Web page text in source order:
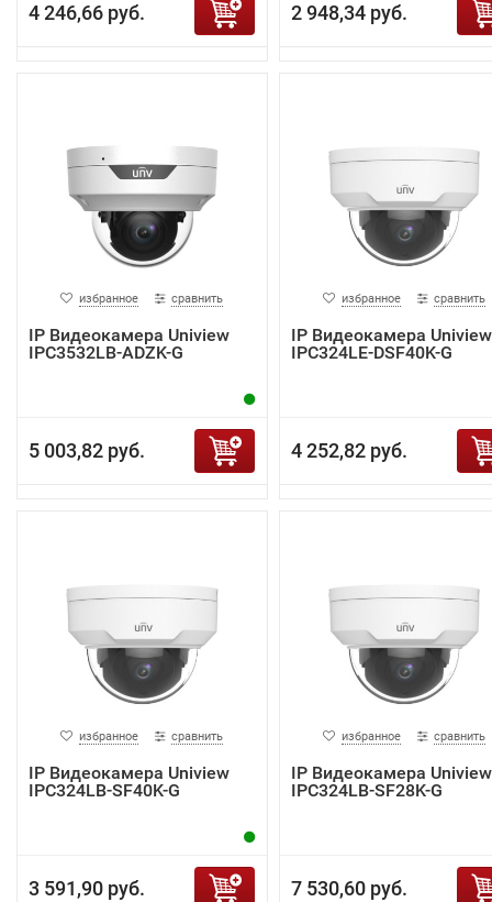
4 246,66 руб. 2 948,34 руб.
избранное сравнить
IP Видеокамера Uniview
IPC3532LB-ADZK-G
5 003,82 руб.
избранное сравнить
IP Видеокамера Uniview
IPC324LE-DSF40K-G
4 252,82 руб.
избранное сравнить
IP Видеокамера Uniview
IPC324LB-SF40K-G
3 591,90 руб.
избранное сравнить
IP Видеокамера Uniview
IPC324LB-SF28K-G
7 530,60 руб.